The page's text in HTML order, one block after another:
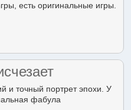
есть оригинальные игры.
и точный портрет эпохи. У
фабула